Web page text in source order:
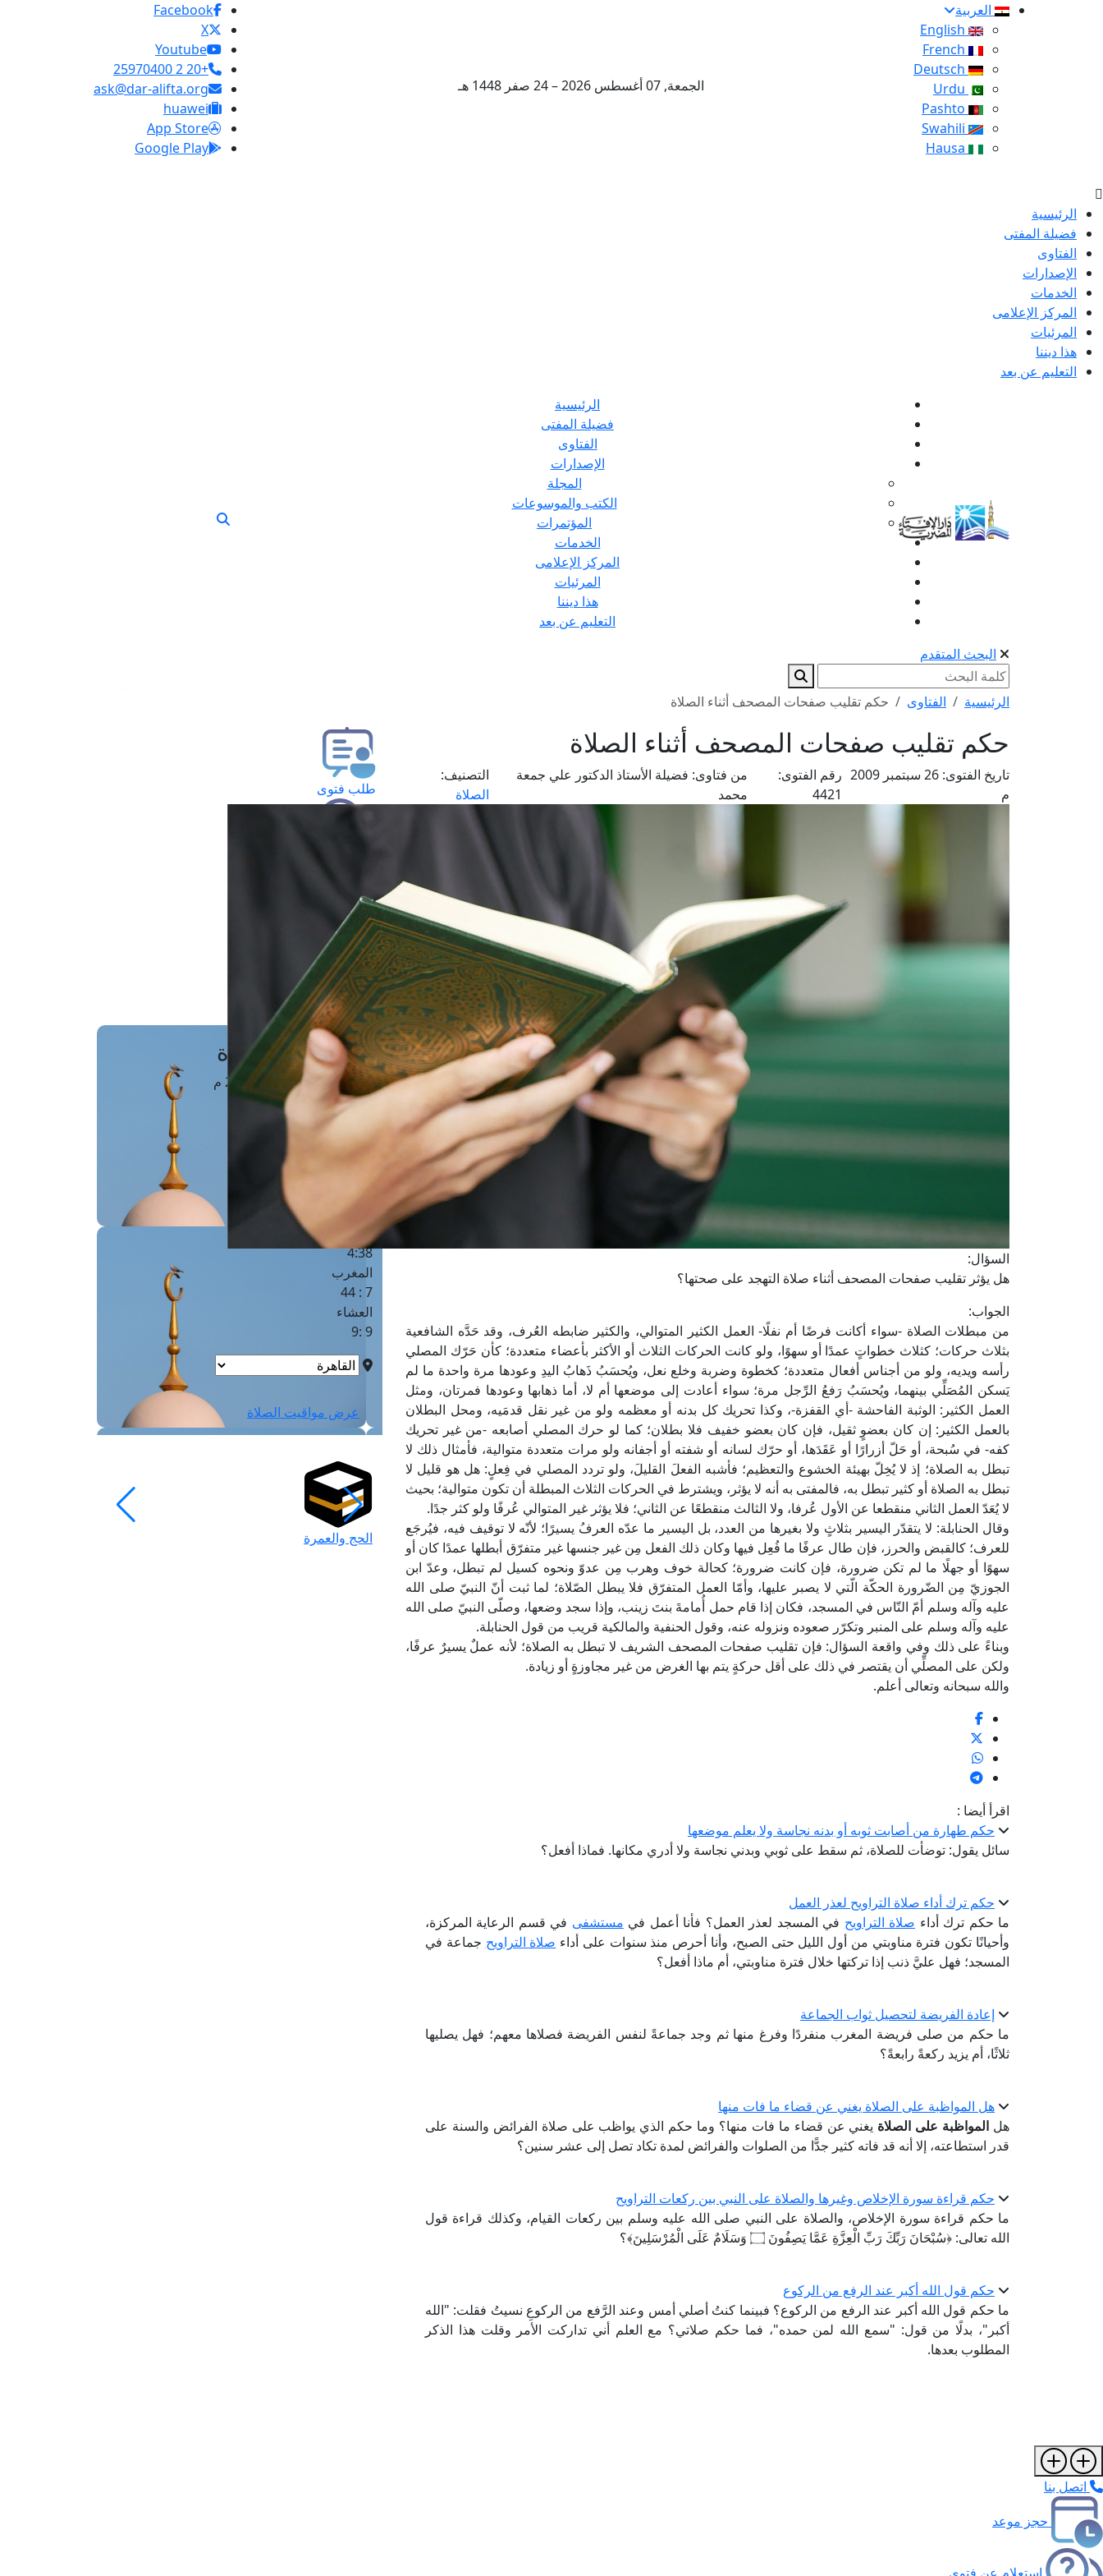
العربية
الجمعة, 07 أغسطس 2026 – 24 صفر 1448 هـ
Facebook
X
Youtube
+20 2 25970400
ask@dar-alifta.org
huawei
App Store
Google Play
الرئيسية
فضيلة المفتى
الفتاوى
الإصدارات
الخدمات
المركز الإعلامى
المرئيات
هذا ديننا
التعليم عن بعد
الرئيسية
فضيلة المفتى
الفتاوى
الإصدارات
المجلة
الكتب والموسوعات
المؤتمرات
الخدمات
المركز الإعلامى
المرئيات
هذا ديننا
التعليم عن بعد
البحث المتقدم
الرئيسية الفتاوى حكم تقليب صفحات المصحف أثناء الصلاة
حكم تقليب صفحات المصحف أثناء الصلاة
تاريخ الفتوى:
26 سبتمبر 2009
م
رقم الفتوى:
4421
من فتاوى: فضيلة الأستاذ الدكتور علي جمعة
محمد
التصنيف:
الصلاة
السؤال:
هل يؤثر تقليب صفحات المصحف أثناء صلاة التهجد على صحتها؟
الجواب:
من مبطلات الصلاة -سواء أكانت فرضًا أم نفلًا- العمل الكثير المتوالي، والكثير ضابطه العُرف، وقد حَدَّه الشافعية
بثلاث حركات؛ كثلاث خطواتٍ عمدًا أو سهوًا، ولو كانت الحركات الثلاث أو الأكثر بأعضاء متعددة؛ كأن حَرّك المصلي
رأسه ويديه، ولو من أجناس أفعال متعددة؛ كخطوة وضربة وخلع نعل، ويُحسَبُ ذَهابُ اليدِ وعودها مرة واحدة ما لم
يَسكن المُصَلِّي بينهما، ويُحسَبُ رَفعُ الرِّجل مرة؛ سواء أعادت إلى موضعها أم لا، أما ذهابها وعودها فمرتان، ومثل
العمل الكثير: الوثبة الفاحشة -أي القفزة-، وكذا تحريك كل بدنه أو معظمه ولو من غير نقل قدمَيه، ومحل البطلان
بالعمل الكثير: إن كان بعضوٍ ثقيل، فإن كان بعضو خفيف فلا بطلان؛ كما لو حرك المصلي أصابعه -من غير تحريك
كفه- في سُبحة، أو حَلّ أزرارًا أو عَقَدَها، أو حرّك لسانه أو شفته أو أجفانه ولو مرات متعددة متوالية، فأمثال ذلك لا
تبطل به الصلاة؛ إذ لا يُخِلّ بهيئة الخشوع والتعظيم؛ فأشبه الفعلَ القليلَ، ولو تردد المصلي في فِعلٍ: هل هو قليل لا
تبطل به الصلاة أو كثير تبطل به، فالمفتى به أنه لا يؤثر، ويشترط في الحركات الثلاث المبطلة أن تكون متوالية؛ بحيث
لا يُعَدّ العمل الثاني منقطعا عن الأول عُرفا، ولا الثالث منقطعًا عن الثاني؛ فلا يؤثر غير المتوالي عُرفًا ولو كثر جدًا.
وقال الحنابلة: لا يتقدّر اليسير بثلاثٍ ولا بغيرها من العدد، بل اليسير ما عدّه العرفُ يسيرًا؛ لأنّه لا توقيف فيه، فيُرجَع
للعرف؛ كالقبض والحرز، فإن طال عرفًا ما فُعِل فيها وكان ذلك الفعل مِن غير جنسها غير متفرّق أبطلها عمدًا كان أو
سهوًا أو جهلًا ما لم تكن ضرورة، فإن كانت ضرورة؛ كحالة خوف وهرب مِن عدوّ ونحوه كسيل لم تبطل، وعدّ ابن
الجوزيّ مِن الضّرورة الحكّة الّتي لا يصبر عليها، وأمّا العمل المتفرّق فلا يبطل الصّلاة؛ لما ثبت أنّ النبيّ صلى الله
عليه وآله وسلم أمّ النّاس في المسجد، فكان إذا قام حمل أُمامةَ بنتَ زينب، وإذا سجد وضعها، وصلّى النبيّ صلى الله
عليه وآله وسلم على المنبر وتكرّر صعوده ونزوله عنه، وقول الحنفية والمالكية قريب من قول الحنابلة.
وبناءً على ذلك وفي واقعة السؤال: فإن تقليب صفحات المصحف الشريف لا تبطل به الصلاة؛ لأنه عملٌ يسيرٌ عرفًا،
ولكن على المصلِّي أن يقتصر في ذلك على أقل حركةٍ يتم بها الغرض من غير مجاوزةٍ أو زيادة.
والله سبحانه وتعالى أعلم.
اقرأ أيضا :
حكم طهارة من أصابت ثوبه أو بدنه نجاسة ولا يعلم موضعها
سائل يقول: توضأت للصلاة، ثم سقط على ثوبي وبدني نجاسة ولا أدري مكانها. فماذا أفعل؟
حكم ترك أداء صلاة التراويح لعذر العمل
ما حكم ترك أداء صلاة التراويح في المسجد لعذر العمل؟ فأنا أعمل في مستشفى في قسم الرعاية المركزة،
وأحيانًا تكون فترة مناوبتي من أول الليل حتى الصبح، وأنا أحرص منذ سنوات على أداء صلاة التراويح جماعة في
المسجد؛ فهل عليَّ ذنب إذا تركتها خلال فترة مناوبتي، أم ماذا أفعل؟
إعادة الفريضة لتحصيل ثواب الجماعة
ما حكم من صلى فريضة المغرب منفردًا وفرغ منها ثم وجد جماعةً لنفس الفريضة فصلاها معهم؛ فهل يصليها
ثلاثًا، أم يزيد ركعةً رابعةً؟
هل المواظبة على الصلاة يغني عن قضاء ما فات منها
هل المواظبة على الصلاة يغني عن قضاء ما فات منها؟ وما حكم الذي يواظب على صلاة الفرائض والسنة على
قدر استطاعته، إلا أنه قد فاته كثير جدًّا من الصلوات والفرائض لمدة تكاد تصل إلى عشر سنين؟
حكم قراءة سورة الإخلاص وغيرها والصلاة على النبي بين ركعات التراويح
ما حكم قراءة سورة الإخلاص، والصلاة على النبي صلى الله عليه وسلم بين ركعات القيام، وكذلك قراءة قول
الله تعالى: ﴿سُبْحَانَ رَبِّكَ رَبِّ الْعِزَّةِ عَمَّا يَصِفُونَ ۝ وَسَلَامٌ عَلَى الْمُرْسَلِينَ﴾؟
حكم قول الله أكبر عند الرفع من الركوع
ما حكم قول الله أكبر عند الرفع من الركوع؟ فبينما كنتُ أصلي أمس وعند الرَّفع من الركوعِ نسيتُ فقلت: "الله
أكبر"، بدلًا من قول: "سمع الله لمن حمده"، فما حكم صلاتي؟ مع العلم أني تداركت الأمر وقلت هذا الذكر
المطلوب بعدها.
طلب فتوى
استعلام عن فتوى
حجز موعد
الفتوى الهاتفية
مَواقِيتُ الصَّـــلاة
القاهرة · 07 أغسطس 2026 م
الفجر
4 :41
الشروق
الظهر
4:38
المغرب
7 : 44
العشاء
9 :9
عرض مواقيت الصلاة
الحج والعمرة
اتصل بنا
حجز موعد